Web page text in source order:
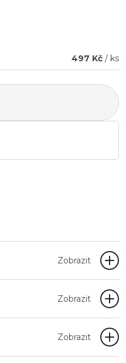
497 Kč / ks
Zobrazit
Zobrazit
Zobrazit